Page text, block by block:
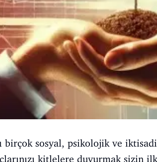
birçok sosyal, psikolojik ve
kitlelere duyurmak sizin